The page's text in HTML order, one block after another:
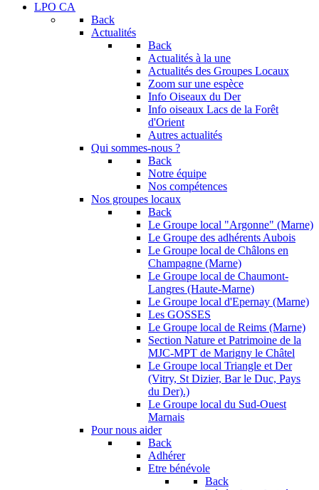
LPO CA
Back
Actualités
Back
Actualités à la une
Actualités des Groupes Locaux
Zoom sur une espèce
Info Oiseaux du Der
Info oiseaux Lacs de la Forêt
d'Orient
Autres actualités
Qui sommes-nous ?
Back
Notre équipe
Nos compétences
Nos groupes locaux
Back
Le Groupe local "Argonne" (Marne)
Le Groupe des adhérents Aubois
Le Groupe local de Châlons en
Champagne (Marne)
Le Groupe local de Chaumont-
Langres (Haute-Marne)
Le Groupe local d'Epernay (Marne)
Les GOSSES
Le Groupe local de Reims (Marne)
Section Nature et Patrimoine de la
MJC-MPT de Marigny le Châtel
Le Groupe local Triangle et Der
(Vitry, St Dizier, Bar le Duc, Pays
du Der).)
Le Groupe local du Sud-Ouest
Marnais
Pour nous aider
Back
Adhérer
Etre bénévole
Back